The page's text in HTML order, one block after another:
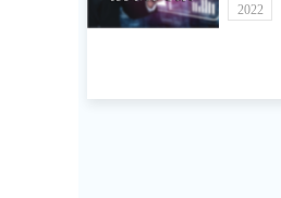
2022